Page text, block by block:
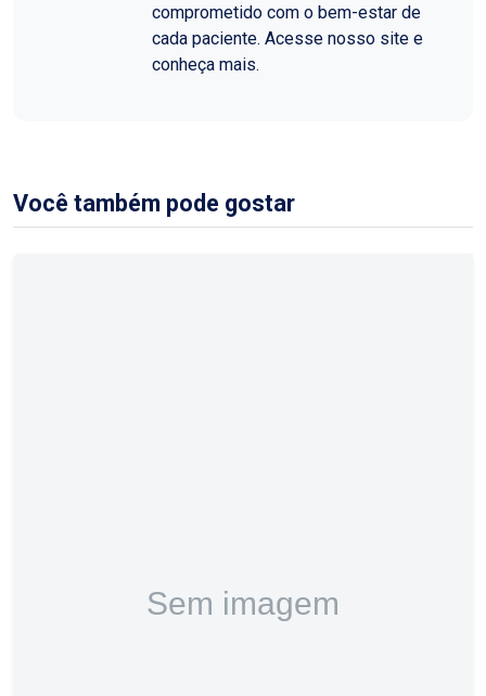
comprometido com o bem-estar de
cada paciente. Acesse nosso site e
conheça mais.
Você também pode gostar